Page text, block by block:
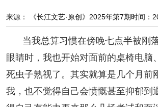
十百千 网络文学 万千百十
阅读
小说 散文 诗歌
校园文学 其他阅读 文学访谈
来源： 《长江文艺·原创》2025年第7期时间：
当我总算习惯在傍晚七点半被刚
眼睛时，我也开始对面前的桌椅电脑
死虫子熟视了。其实就算是几个月前
我，也不觉得自己会愤慨甚至抑郁到